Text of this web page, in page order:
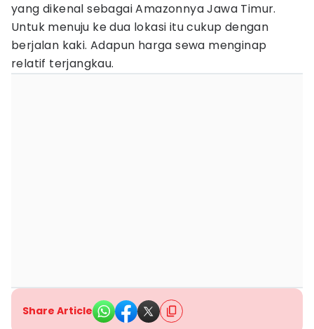
yang dikenal sebagai Amazonnya Jawa Timur.
Untuk menuju ke dua lokasi itu cukup dengan
berjalan kaki. Adapun harga sewa menginap
relatif terjangkau.
Share Article